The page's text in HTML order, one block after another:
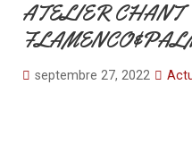
ATELIER CHANT
septembre 27, 2022